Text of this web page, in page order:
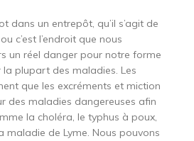
dans un entrepôt, qu’il s’agit de
c’est l’endroit que nous
un réel danger pour notre forme
plupart des maladies. Les
que les excréments et miction
des maladies dangereuses afin
la choléra, le typhus à poux,
maladie de Lyme. Nous pouvons